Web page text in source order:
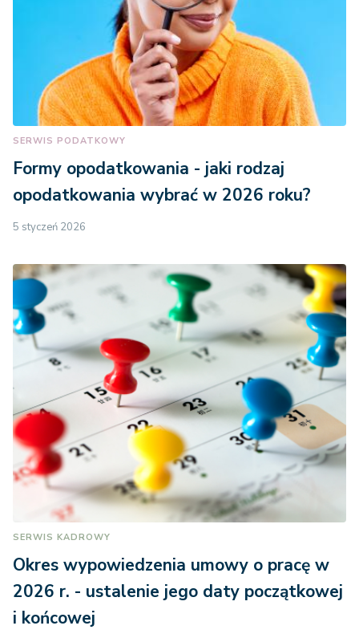
SERWIS PODATKOWY
Formy opodatkowania - jaki rodzaj
opodatkowania wybrać w 2026 roku?
5 styczeń 2026
SERWIS KADROWY
Okres wypowiedzenia umowy o pracę w
2026 r. - ustalenie jego daty początkowej
i końcowej